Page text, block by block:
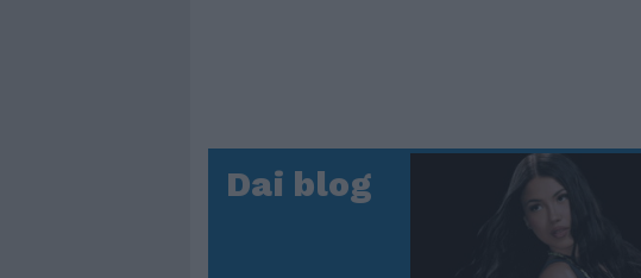
Dai blog